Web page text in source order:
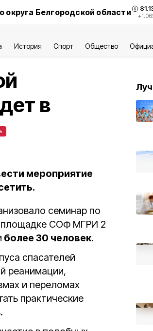
округа Белгородской области +1.06
История Спорт Общество
в
мероприятие
семинар по
площадке СОФ МГРИ 2
более 30 человек.
спасателей
реанимации,
и переломах
практические